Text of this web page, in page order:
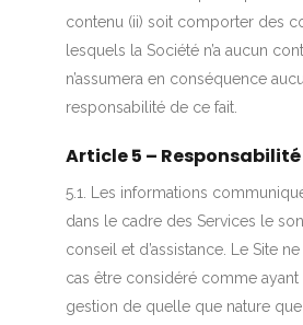
contenu (ii) soit comporter des
lesquels la Société n’a aucun
n’assumera en conséquence
responsabilité de ce fait.
Article 5 – Responsabilité
5.1. Les informations
dans le cadre des Services le
conseil et d’assistance. Le Site
cas être considéré comme
gestion de quelle que nature